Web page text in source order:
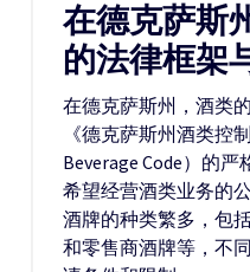
在德克萨斯
的法律框架
在德克萨斯州，酒类
《德克萨斯州酒类控
Beverage Code）的
希望经营酒类业务的
酒牌的种类繁多，包
和零售商酒牌等，不